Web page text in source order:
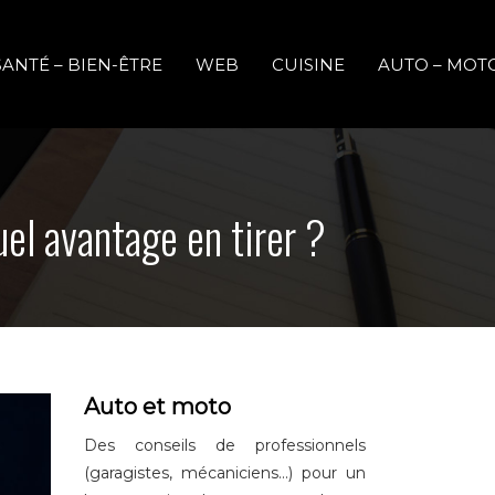
– BIEN-ÊTRE WEB CUISINE AUTO –
avantage en tirer ?
Auto et moto
Des conseils de professionnels
(garagistes, mécaniciens…) pour un